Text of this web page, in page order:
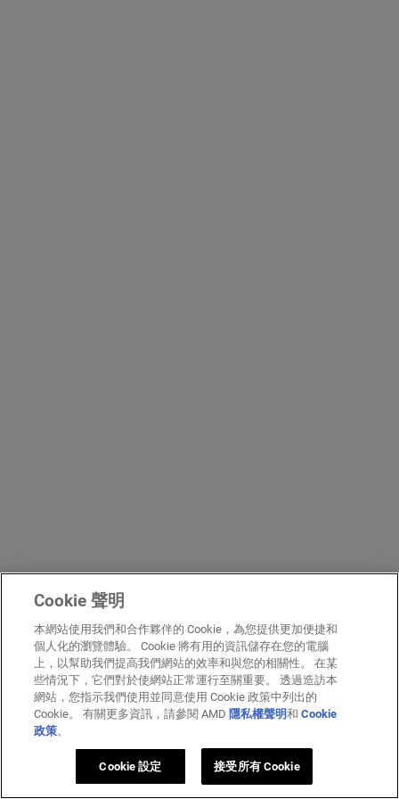
Cookie 聲明
本網站使用我們和合作夥伴的 Cookie，為您提供更加便捷和
個人化的瀏覽體驗。 Cookie 將有用的資訊儲存在您的電腦
上，以幫助我們提高我們網站的效率和與您的相關性。 在某
些情況下，它們對於使網站正常運行至關重要。 透過造訪本
網站，您指示我們使用並同意使用 Cookie 政策中列出的
Cookie。 有關更多資訊，請參閱 AMD 隱私權聲明和Cookie
政策。
Cookie 設定 接受所有 Cookie